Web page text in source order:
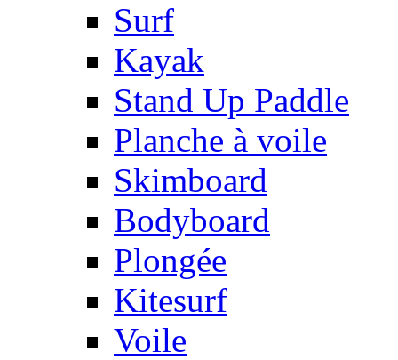
Surf
Kayak
Stand Up Paddle
Planche à voile
Skimboard
Bodyboard
Plongée
Kitesurf
Voile